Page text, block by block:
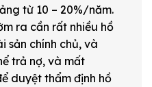
từ 10 – 20%/năm.
ra cần rất nhiều hồ
sản chính chủ, và
trả nợ, và mất
duyệt thẩm định hồ